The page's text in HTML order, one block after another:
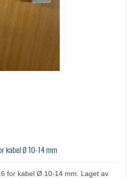
kabel Ø 10-14 mm
for kabel Ø 10-14 mm. Laget av